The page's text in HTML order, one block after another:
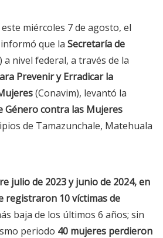
miércoles 7 de agosto, el
informó que la Secretaría de
a nivel federal, a través de la
Prevenir y Erradicar la
(Conavim), levantó la
Género contra las Mujeres
de Tamazunchale, Matehuala
julio de 2023 y junio de 2024, en
registraron 10 víctimas de
baja de los últimos 6 años; sin
periodo 40 mujeres perdieron